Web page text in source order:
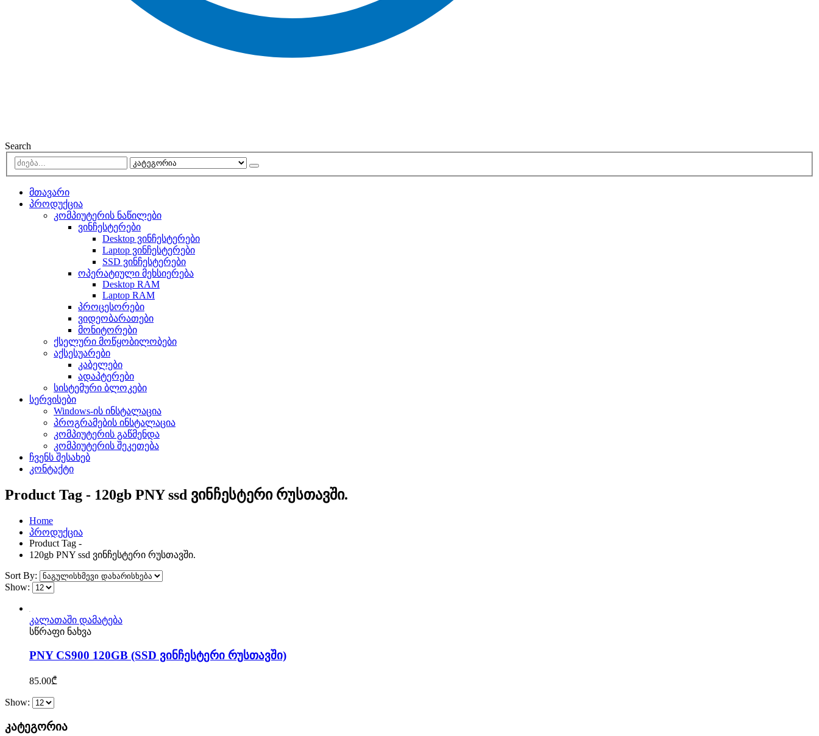
Search
მთავარი
პროდუქცია
კომპიუტერის ნაწილები
ვინჩესტერები
Desktop ვინჩესტერები
Laptop ვინჩესტერები
SSD ვინჩესტერები
ოპერატიული მეხსიერება
Desktop RAM
Laptop RAM
პროცესორები
ვიდეობარათები
მონიტორები
ქსელური მოწყობილობები
აქსესუარები
კაბელები
ადაპტერები
სისტემური ბლოკები
სერვისები
Windows-ის ინსტალაცია
პროგრამების ინსტალაცია
კომპიუტერის გაწმენდა
კომპიუტერის შეკეთება
ჩვენს შესახებ
კონტაქტი
Product Tag - 120gb PNY ssd ვინჩესტერი რუსთავში.
Home
პროდუქცია
Product Tag -
120gb PNY ssd ვინჩესტერი რუსთავში.
Sort By:
Show:
კალათაში დამატება
სწრაფი ნახვა
PNY CS900 120GB (SSD ვინჩესტერი რუსთავში)
85.00₾
Show:
კატეგორია